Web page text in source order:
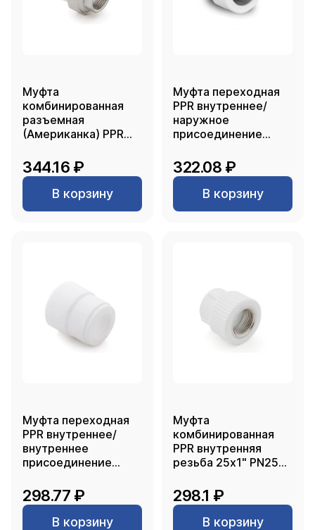
Муфта
комбинированная
разъемная
(Американка) PPR
25х 1/2, белый, RTP
344.16 ₽
В корзину
Муфта переходная
PPR внутреннее/
наружное
присоединение
322.08 ₽
В корзину
Муфта переходная
PPR внутреннее/
внутреннее
присоединение
298.77 ₽
В корзину
Муфта
комбинированная
PPR внутренняя
резьба 25х1" PN25
298.1 ₽
В корзину